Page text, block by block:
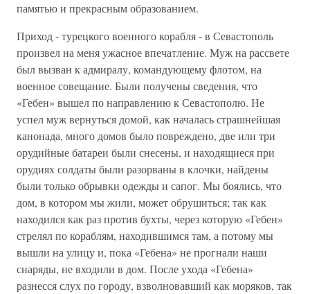
памятью и прекрасным образованием.
Приход - турецкого военного корабля - в Севастополь
произвел на меня ужасное впечатление. Муж на рассвете
был вызван к адмиралу, командующему флотом, на
военное совещание. Были получены сведения, что
«Гебен» вышел по направлению к Севастополю. Не
успел муж вернуться домой, как началась страшнейшая
канонада, много домов было повреждено, две или три
орудийные батареи были снесены, и находящиеся при
орудиях солдаты были разорваны в клочки, найдены
были только обрывки одежды и сапог. Мы боялись, что
дом, в котором мы жили, может обрушиться; так как
находился как раз против бухты, через которую «Гебен»
стрелял по кораблям, находившимся там, а потому мы
вышли на улицу и, пока «Гебена» не прогнали наши
снаряды, не входили в дом. После ухода «Гебена»
разнесся слух по городу, взволновавший как моряков, так